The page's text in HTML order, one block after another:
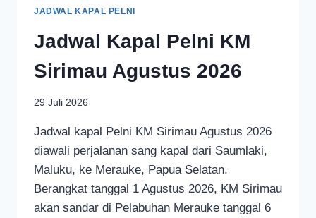
JADWAL KAPAL PELNI
Jadwal Kapal Pelni KM
Sirimau Agustus 2026
29 Juli 2026
Jadwal kapal Pelni KM Sirimau Agustus 2026
diawali perjalanan sang kapal dari Saumlaki,
Maluku, ke Merauke, Papua Selatan.
Berangkat tanggal 1 Agustus 2026, KM Sirimau
akan sandar di Pelabuhan Merauke tanggal 6